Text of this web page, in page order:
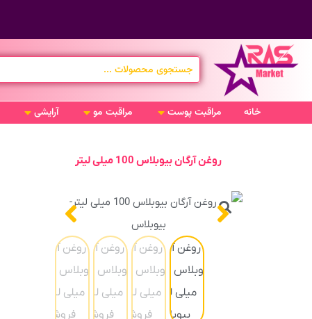
خانه مراقبت پوست مراقبت مو آرایشی
روغن آرگان بیوبلاس 100 میلی لیتر